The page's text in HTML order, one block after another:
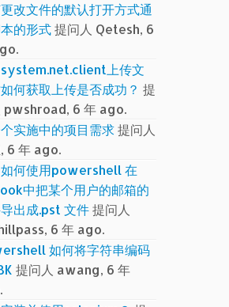
改文件的默认打开方式通
的形式提问人 Qetesh, 6
上传文
何获取上传是否成功？ 提
pwshroad, 6 年 ago.
实施中的项目需求提问人
6 年 ago.
何使用powershell 在
中把某个用户的邮箱的
出成.pst 文件提问人
6 年 ago.
如何将字符串编码
提问人 awang, 6 年